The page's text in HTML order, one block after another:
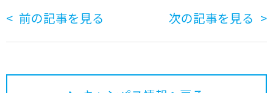
前の記事を見る 次の記事を見る